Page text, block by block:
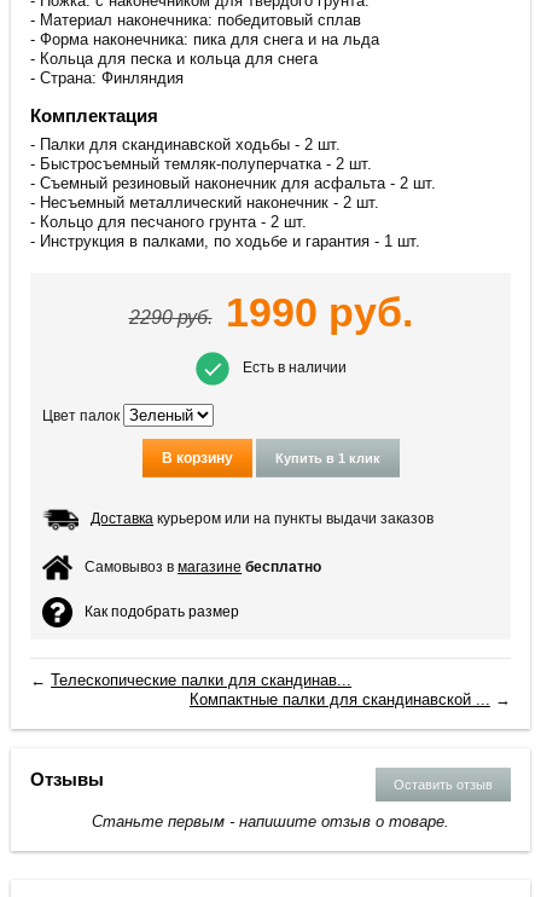
- Материал наконечника: победитовый сплав
- Форма наконечника: пика для снега и на льда
- Кольца для песка и кольца для снега
- Страна: Финляндия
Комплектация
- Палки для скандинавской ходьбы - 2 шт.
- Быстросъемный темляк-полуперчатка - 2 шт.
- Съемный резиновый наконечник для асфальта - 2 шт.
- Несъемный металлический наконечник - 2 шт.
- Кольцо для песчаного грунта - 2 шт.
- Инструкция в палками, по ходьбе и гарантия - 1 шт.
2290руб. 1990 руб.
Есть в наличии
Цвет палок
В корзину Купить в 1 клик
Доставка курьером или на пункты выдачи заказов
Самовывоз вмагазине бесплатно
Как подобрать размер
←Телескопические палки для скандинав...
Компактные палки для скандинавской ... →
Оставить отзыв
Отзывы
Станьте первым - напишите отзыв о товаре.